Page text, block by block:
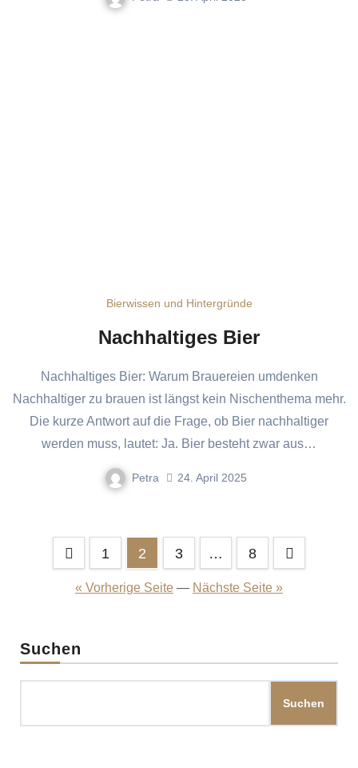
Bierwissen und Hintergründe
Nachhaltiges Bier
Nachhaltiges Bier: Warum Brauereien umdenken
Nachhaltiger zu brauen ist längst kein Nischenthema mehr.
Die kurze Antwort auf die Frage, ob Bier nachhaltiger
werden muss, lautet: Ja. Bier besteht zwar aus…
Petra 24. April 2025
Seitennummerierung
1 2 3 … 8
« Vorherige Seite — Nächste Seite »
Suchen
Suchen